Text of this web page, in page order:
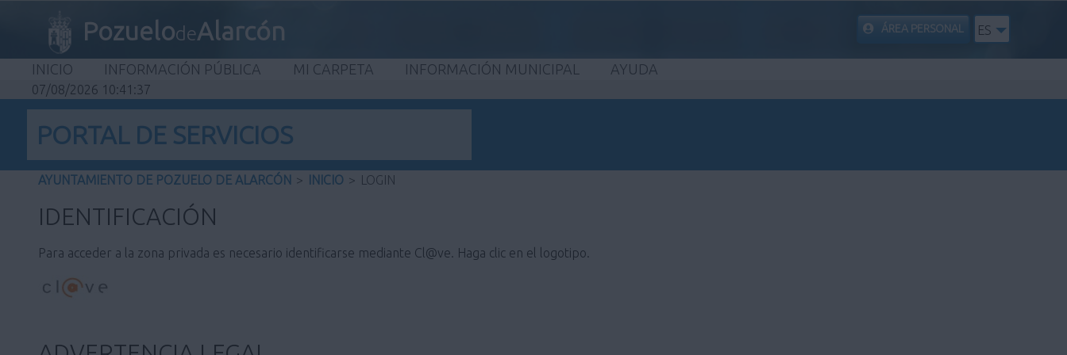
PozuelodeAlarcón ÁREA PERSONAL ES
INICIO INFORMACIÓN PÚBLICA MI CARPETA INFORMACIÓN MUNICIPAL AYUDA
07/08/2026 10:41:37
PORTAL DE SERVICIOS
AYUNTAMIENTO DE POZUELO DE ALARCÓN > INICIO > LOGIN
IDENTIFICACIÓN
Para acceder a la zona privada es necesario identificarse mediante Cl@ve. Haga clic en el logotipo.